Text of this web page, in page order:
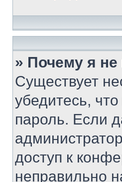
» Почему я не
Существует
убедитесь,
пароль. Если
доступ к
неправильно